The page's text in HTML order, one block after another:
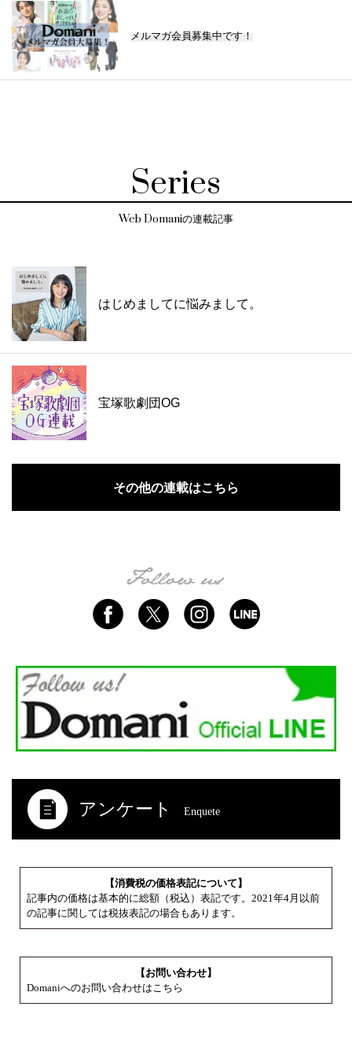
メルマガ会員募集中です！
Series
Web Domaniの連載記事
はじめましてに悩みまして。
宝塚歌劇団OG
その他の連載はこちら
アンケート Enquete
【消費税の価格表記について】
記事内の価格は基本的に総額（税込）表記です。2021年4月以前
の記事に関しては税抜表記の場合もあります。
【お問い合わせ】
Domaniへのお問い合わせはこちら